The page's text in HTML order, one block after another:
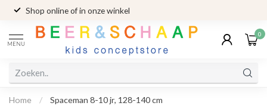
Shop online of in onze winkel
MENU
0
Home / Spaceman 8-10 jr, 128-140 cm